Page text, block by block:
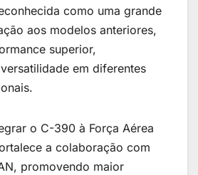
como uma grande
aos modelos anteriores,
superior,
em diferentes
o C-390 à Força Aérea
a colaboração com
promovendo maior